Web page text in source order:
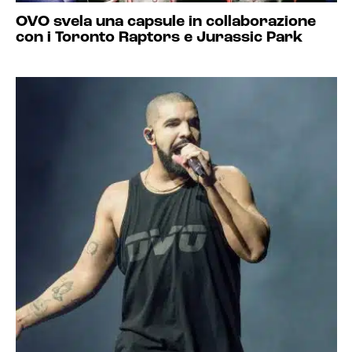
OVO svela una capsule in collaborazione
con i Toronto Raptors e Jurassic Park